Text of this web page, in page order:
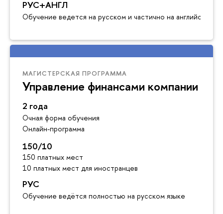
РУС+АНГЛ
Обучение ведется на русском и частично на английском
МАГИСТЕРСКАЯ ПРОГРАММА
Управление финансами компании
2 года
Очная форма обучения
Онлайн-программа
150/10
150 платных мест
10 платных мест для иностранцев
РУС
Обучение ведётся полностью на русском языке